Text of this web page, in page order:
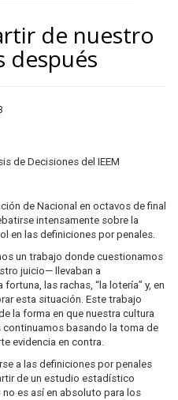
de nuestro
después
de Decisiones del IEEM
de Nacional en octavos de final
intensamente sobre la
en las definiciones por penales.
un trabajo donde cuestionamos
juicio— llevaban a
las rachas, “la lotería” y, en
esta situación. Este trabajo
la forma en que nuestra cultura
basando la toma de
evidencia en contra.
a las definiciones por penales
de un estudio estadístico
es así en absoluto para los